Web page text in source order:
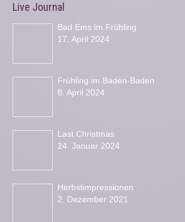
Live Journal
Bad Ems im Frühling
17. April 2024
Frühling im Baden-Baden
8. April 2024
Last Christmas
24. Januar 2024
Herbstimpressionen
2. Dezember 2021